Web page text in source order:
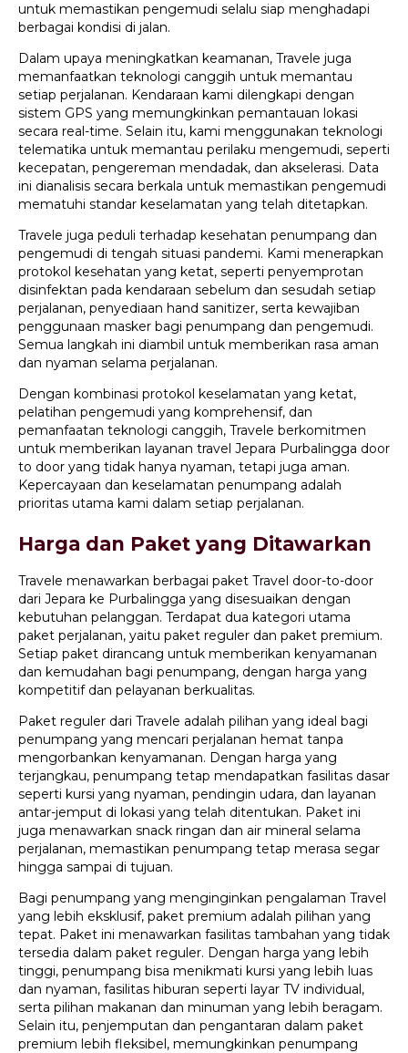
untuk memastikan pengemudi selalu siap menghadapi
berbagai kondisi di jalan.
Dalam upaya meningkatkan keamanan, Travele juga
memanfaatkan teknologi canggih untuk memantau
setiap perjalanan. Kendaraan kami dilengkapi dengan
sistem GPS yang memungkinkan pemantauan lokasi
secara real-time. Selain itu, kami menggunakan teknologi
telematika untuk memantau perilaku mengemudi, seperti
kecepatan, pengereman mendadak, dan akselerasi. Data
ini dianalisis secara berkala untuk memastikan pengemudi
mematuhi standar keselamatan yang telah ditetapkan.
Travele juga peduli terhadap kesehatan penumpang dan
pengemudi di tengah situasi pandemi. Kami menerapkan
protokol kesehatan yang ketat, seperti penyemprotan
disinfektan pada kendaraan sebelum dan sesudah setiap
perjalanan, penyediaan hand sanitizer, serta kewajiban
penggunaan masker bagi penumpang dan pengemudi.
Semua langkah ini diambil untuk memberikan rasa aman
dan nyaman selama perjalanan.
Dengan kombinasi protokol keselamatan yang ketat,
pelatihan pengemudi yang komprehensif, dan
pemanfaatan teknologi canggih, Travele berkomitmen
untuk memberikan layanan travel Jepara Purbalingga door
to door yang tidak hanya nyaman, tetapi juga aman.
Kepercayaan dan keselamatan penumpang adalah
prioritas utama kami dalam setiap perjalanan.
Harga dan Paket yang Ditawarkan
Travele menawarkan berbagai paket Travel door-to-door
dari Jepara ke Purbalingga yang disesuaikan dengan
kebutuhan pelanggan. Terdapat dua kategori utama
paket perjalanan, yaitu paket reguler dan paket premium.
Setiap paket dirancang untuk memberikan kenyamanan
dan kemudahan bagi penumpang, dengan harga yang
kompetitif dan pelayanan berkualitas.
Paket reguler dari Travele adalah pilihan yang ideal bagi
penumpang yang mencari perjalanan hemat tanpa
mengorbankan kenyamanan. Dengan harga yang
terjangkau, penumpang tetap mendapatkan fasilitas dasar
seperti kursi yang nyaman, pendingin udara, dan layanan
antar-jemput di lokasi yang telah ditentukan. Paket ini
juga menawarkan snack ringan dan air mineral selama
perjalanan, memastikan penumpang tetap merasa segar
hingga sampai di tujuan.
Bagi penumpang yang menginginkan pengalaman Travel
yang lebih eksklusif, paket premium adalah pilihan yang
tepat. Paket ini menawarkan fasilitas tambahan yang tidak
tersedia dalam paket reguler. Dengan harga yang lebih
tinggi, penumpang bisa menikmati kursi yang lebih luas
dan nyaman, fasilitas hiburan seperti layar TV individual,
serta pilihan makanan dan minuman yang lebih beragam.
Selain itu, penjemputan dan pengantaran dalam paket
premium lebih fleksibel, memungkinkan penumpang